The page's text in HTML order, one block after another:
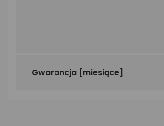
Gwarancja [miesiące]